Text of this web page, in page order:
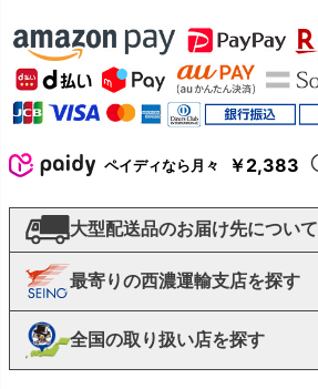
ペイディなら月々 ￥2,383
大型配送品のお届け先について
最寄りの西濃運輸支店を探す
全国の取り扱い店を探す